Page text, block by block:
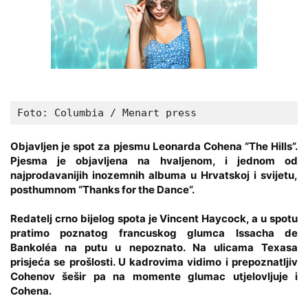
Foto: Columbia / Menart press
Objavljen je spot za pjesmu Leonarda Cohena “The Hills”.
Pjesma je objavljena na hvaljenom, i jednom od
najprodavanijih inozemnih albuma u Hrvatskoj i svijetu,
posthumnom “Thanks for the Dance”.
Redatelj crno bijelog spota je Vincent Haycock, a u spotu
pratimo poznatog francuskog glumca Issacha de
Bankoléa na putu u nepoznato. Na ulicama Texasa
prisjeća se prošlosti. U kadrovima vidimo i prepoznatljiv
Cohenov šešir pa na momente glumac utjelovljuje i
Cohena.